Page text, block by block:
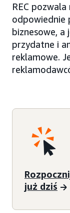
REC
odpowiednie
biznesowe, a
przydatne i
reklamowe.
już dziś